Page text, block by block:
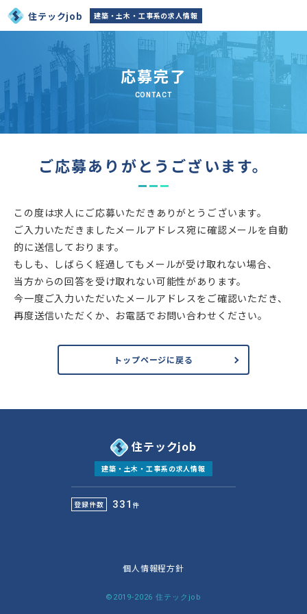
住テックjob 建築・土木・工事系の求人情報
応募完了
CONTACT
ご応募ありがとうございます。
この度は求人にご応募いただきありがとうございます。
ご入力いただきましたメールアドレス宛に確認メールを自動
的に送信しております。
もしも、しばらく経過してもメールが受け取れない場合、
当方からの回答を受け取れない可能性があります。
今一度ご入力いただいたメールアドレスをご確認いただき、
再度送信いただくか、お電話でお問い合わせください。
トップページに戻る
住テックjob
建築・土木・工事系の求人情報
登録件数 331 件
個人情報程方針
©2019-2026 住テックjob